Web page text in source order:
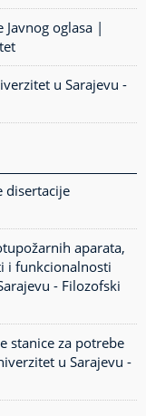
oglasa |
u Sarajevu -
disertacije
aparata,
i funkcionalnosti
- Filozofski
stanice za potrebe
u Sarajevu -